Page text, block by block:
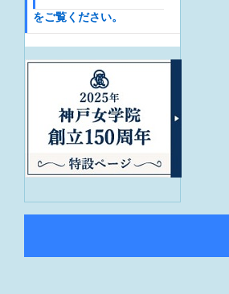
をご覧ください。